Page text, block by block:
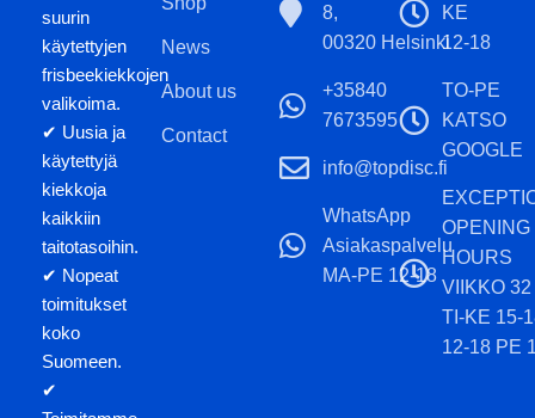
suurin
käytettyjen
frisbeekiekkojen
valikoima.
✔ Uusia ja
käytettyjä
kiekkoja
kaikkiin
taitotasoihin.
✔ Nopeat
toimitukset
koko
Suomeen.
✔
News
About us
Contact
8,
00320 Helsinki
+35840
7673595
info@topdisc.fi
WhatsApp
Asiakaspalvelu
MA-PE 12-18
KE
12-18
TO-PE
KATSO
GOOGLE
OPENING
HOURS
VIIKKO 32
TI-KE 15-
12-18 PE